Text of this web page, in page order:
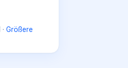
· Größere